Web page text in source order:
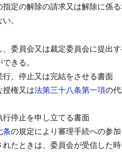
定の解除の請求又は解除に係
。
委員会又は裁定委員会に提出
きる。
、停止又は完結をさせる書面
授権又は法第三十八条第一項の
停止を申し立てる書面
条の規定により審理手続への参
たときは、委員会が受信した